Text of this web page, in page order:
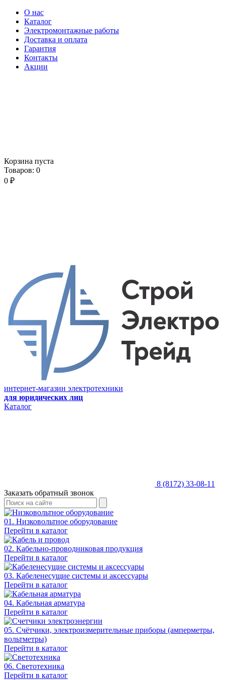
О нас
Каталог
Электромонтажные работы
Доставка и оплата
Гарантия
Контакты
Акции
Корзина пуста
Товаров: 0
0 ₽
интернет-магазин электротехники
для юридических лиц
Каталог
8 (8172) 33-08-11
Заказать обратный звонок
01. Низковольтное оборудование
Перейти в каталог
02. Кабельно-проводниковая продукция
Перейти в каталог
03. Кабеленесущие системы и аксессуары
Перейти в каталог
04. Кабельная арматура
Перейти в каталог
05. Счётчики, электроизмерительные приборы (амперметры,
вольтметры)
Перейти в каталог
06. Светотехника
Перейти в каталог